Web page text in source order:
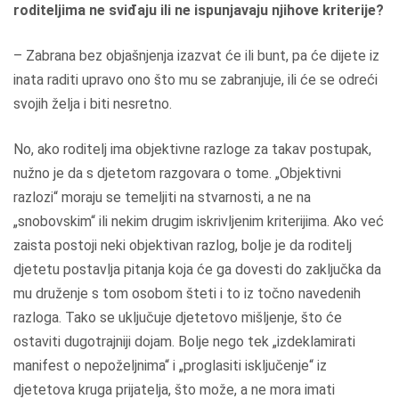
roditeljima ne sviđaju ili ne ispunjavaju njihove kriterije?
– Zabrana bez objašnjenja izazvat će ili bunt, pa će dijete iz
inata raditi upravo ono što mu se zabranjuje, ili će se odreći
svojih želja i biti nesretno.
No, ako roditelj ima objektivne razloge za takav postupak,
nužno je da s djetetom razgovara o tome. „Objektivni
razlozi“ moraju se temeljiti na stvarnosti, a ne na
„snobovskim“ ili nekim drugim iskrivljenim kriterijima. Ako već
zaista postoji neki objektivan razlog, bolje je da roditelj
djetetu postavlja pitanja koja će ga dovesti do zaključka da
mu druženje s tom osobom šteti i to iz točno navedenih
razloga. Tako se uključuje djetetovo mišljenje, što će
ostaviti dugotrajniji dojam. Bolje nego tek „izdeklamirati
manifest o nepoželjnima“ i „proglasiti isključenje“ iz
djetetova kruga prijatelja, što može, a ne mora imati